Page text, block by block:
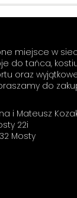
miejsce w
do tańca,
oraz
do
i Mateusz
22i
Mosty